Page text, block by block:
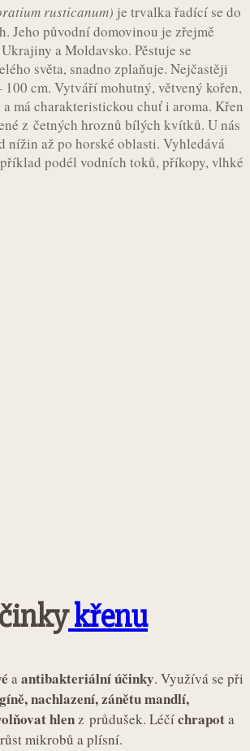
rusticanum) je trvalka řadící se do
Jeho původní domovinou je zřejmě
a Moldavsko. Pěstuje se
světa, snadno zplaňuje. Nejčastěji
cm. Vytváří mohutný, větvený kořen,
má charakteristickou chuť i aroma. Křen
z četných hroznů bílých kvítků. U nás
nížin až po horské oblasti. Vyhledává
podél vodních toků, příkopy, vlhké
křenu
aantibakteriální účinky. Využívá se při
nachlazení, zánětu mandlí,
hlenz průdušek. Léčíchrapota
mikrobů a plísní.